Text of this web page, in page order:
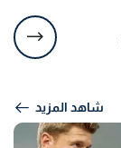
شاهد المزيد